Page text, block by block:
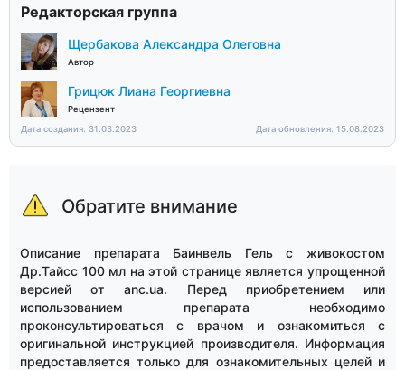
Редакторская группа
Щербакова Александра Олеговна
Автор
Грицюк Лиана Георгиевна
Рецензент
Дата создания: 31.03.2023
Дата обновления: 15.08.2023
Обратите внимание
Описание препарата Баинвель Гель с живокостом
Др.Тайсс 100 мл на этой странице является упрощенной
версией от anc.ua. Перед приобретением или
использованием препарата необходимо
проконсультироваться с врачом и ознакомиться с
оригинальной инструкцией производителя. Информация
предоставляется только для ознакомительных целей и